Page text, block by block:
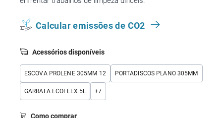
Calcular emissões de CO2
Acessórios disponíveis
ESCOVA PROLENE 305MM 12 PORTADISCOS PLANO 305MM
GARRAFA ECOFLEX 5L +7
Como comprar